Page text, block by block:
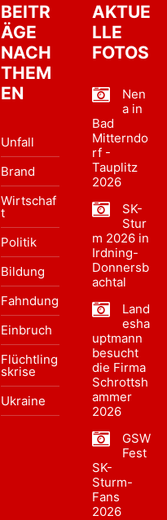
BEITR
ÄGE
NACH
THEM
EN
Unfall
Brand
Wirtschaf
t
Politik
Bildung
Fahndung
Einbruch
Flüchtling
skrise
Ukraine
AKTUE
LLE
FOTOS
Nen
a in
Bad
Mitterndo
rf -
Tauplitz
2026
SK-
Stur
m 2026 in
Irdning-
Donnersb
achtal
Land
esha
uptmann
besucht
die Firma
Schrottsh
ammer
2026
GSW
Fest
SK-
Sturm-
Fans
2026